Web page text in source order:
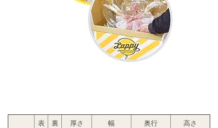
表 裏 厚さ 幅 奥行
高さ